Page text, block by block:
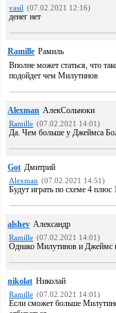
vasil (07.02.2021 12:16)
денег нет
Ramille Рамиль
Вполне может статься, что
подойдет чем Милутинов
Alexman АлекСольноки
Ramille (07.02.2021 14:01)
Да. Чем больше у Джеймса
Got Дмитрий
Alexman (07.02.2021 14:51)
Будут играть по схеме 4
alshev Александр
Ramille (07.02.2021 14:01)
Однако Милутинов и Джеймс
nikolat Николай
Ramille (07.02.2021 14:01)
Если сможет больше